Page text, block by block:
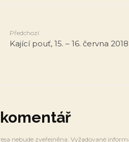
Předchozí
Kající pouť, 15. – 16. června 2018
nebude zveřejněna. Vyžadované